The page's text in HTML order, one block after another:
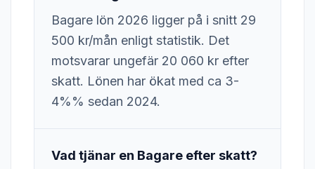
Bagare lön 2026 ligger på i snitt 29
500 kr/mån enligt statistik. Det
motsvarar ungefär 20 060 kr efter
skatt. Lönen har ökat med ca 3-
4%% sedan 2024.
Vad tjänar en Bagare efter skatt?